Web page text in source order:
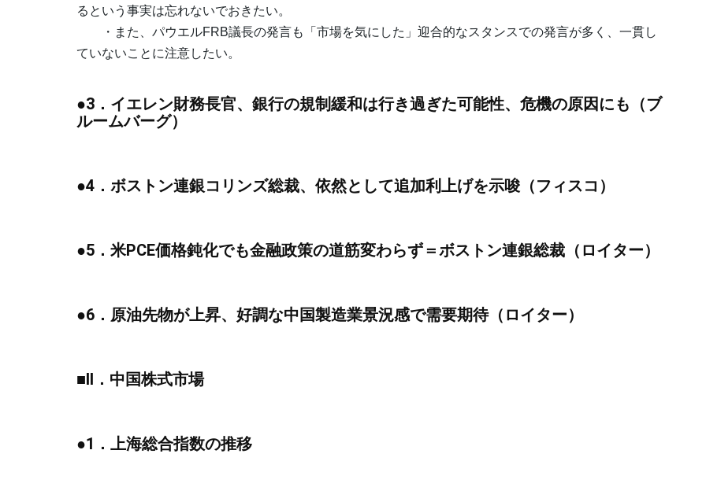
るという事実は忘れないでおきたい。
・また、パウエルFRB議長の発言も「市場を気にした」迎合的なスタンスでの発言が多く、一貫し
ていないことに注意したい。
●3．イエレン財務長官、銀行の規制緩和は行き過ぎた可能性、危機の原因にも（ブ
ルームバーグ）
●4．ボストン連銀コリンズ総裁、依然として追加利上げを示唆（フィスコ）
●5．米PCE価格鈍化でも金融政策の道筋変わらず＝ボストン連銀総裁（ロイター）
●6．原油先物が上昇、好調な中国製造業景況感で需要期待（ロイター）
■II．中国株式市場
●1．上海総合指数の推移